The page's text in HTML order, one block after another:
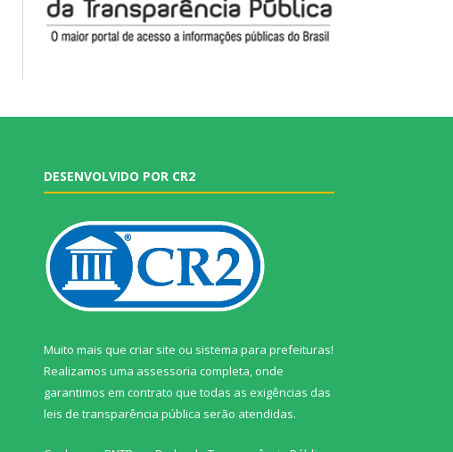
DESENVOLVIDO POR CR2
Muito mais que criar site ou sistema para prefeituras!
Realizamos uma assessoria completa, onde
garantimos em contrato que todas as exigências das
leis de transparência pública serão atendidas.